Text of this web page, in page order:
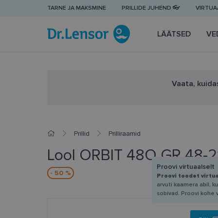
TARNE JA MAKSMINE PRILLIDE JUHEND 👓
LÄÄTSED
Vaata,
Prillid Prilliraamid
Lool ORBIT 48O GR 48-
- 50 %
Proovi virtuaalselt
Proovi toodet
arvuti kaamera abil,
sobivad. Proovi